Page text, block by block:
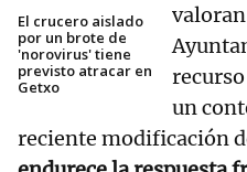
El crucero aislado
por un brote de
'norovirus' tiene
previsto atracar en
Getxo
un
reciente modificación